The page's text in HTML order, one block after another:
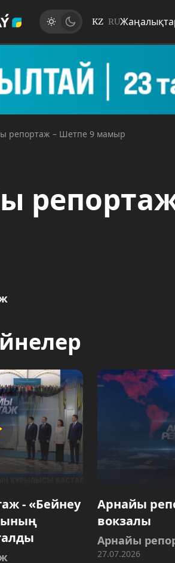
KZ RU
репортаж – Шетпе 9 мамыр
- «Бейнеу
Арнайы
вокзалы
Арнайы
27.07.2026